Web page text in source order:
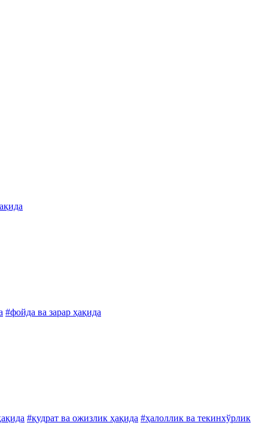
#фойда ва зарар ҳақида
#қудрат ва ожизлик ҳақида #ҳалоллик ва текинхўрлик